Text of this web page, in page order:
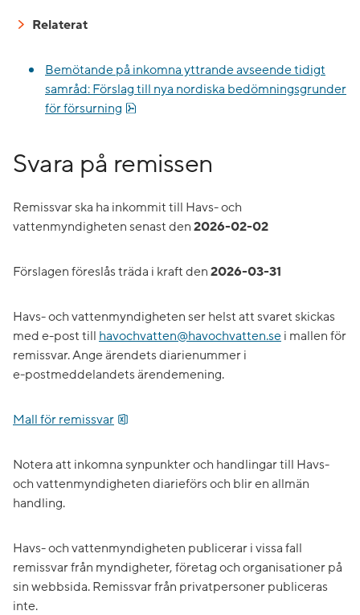
Relaterat
Bemötande på inkomna yttrande avseende tidigt
samråd: Förslag till nya nordiska bedömningsgrunder
för försurning
Svara på remissen
Remissvar ska ha inkommit till Havs- och
vattenmyndigheten senast den 2026-02-02
Förslagen föreslås träda i kraft den 2026-03-31
Havs- och vattenmyndigheten ser helst att svaret skickas
med e-post till havochvatten@havochvatten.se i mallen för
remissvar. Ange ärendets diarienummer i
e‑postmeddelandets ärendemening.
Mall för remissvar
Notera att inkomna synpunkter och handlingar till Havs-
och vattenmyndigheten diarieförs och blir en allmän
handling.
Havs- och vattenmyndigheten publicerar i vissa fall
remissvar från myndigheter, företag och organisationer på
sin webbsida. Remissvar från privatpersoner publiceras
inte.